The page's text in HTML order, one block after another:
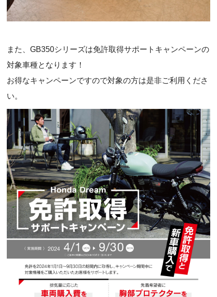
また、GB350シリーズは免許取得サポートキャンペーンの
対象車種となります！
お得なキャンペーンですので対象の方は是非ご利用くださ
い。